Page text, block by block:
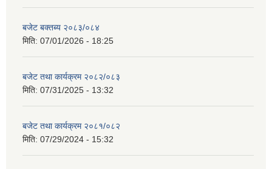
बजेट बक्तब्य २०८३/०८४
मिति: 07/01/2026 - 18:25
बजेट तथा कार्यक्रम २०८२/०८३
मिति: 07/31/2025 - 13:32
बजेट तथा कार्यक्रम २०८१/०८२
मिति: 07/29/2024 - 15:32